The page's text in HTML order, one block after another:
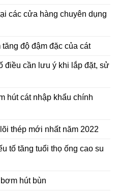
các cửa hàng chuyên dụng
độ đậm đặc của cát
điều cần lưu ý khi lắp đặt, sử
hút cát nhập khẩu chính
thép mới nhất năm 2022
tố tăng tuổi thọ ống cao su
hút bùn